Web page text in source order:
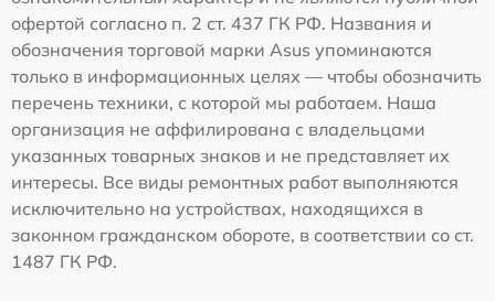
офертой согласно п. 2 ст. 437 ГК РФ. Названия и
обозначения торговой марки Asus упоминаются
только в информационных целях — чтобы обозначить
перечень техники, с которой мы работаем. Наша
организация не аффилирована с владельцами
указанных товарных знаков и не представляет их
интересы. Все виды ремонтных работ выполняются
исключительно на устройствах, находящихся в
законном гражданском обороте, в соответствии со ст.
1487 ГК РФ.